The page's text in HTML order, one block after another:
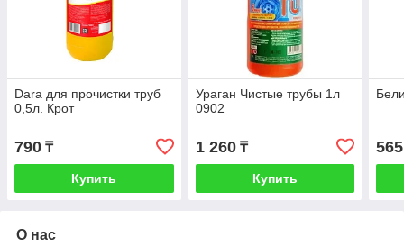
Dara для прочистки труб
0,5л. Крот
790 ₸
Купить
Ураган Чистые трубы 1л
0902
1 260₸
Купить
565
О нас